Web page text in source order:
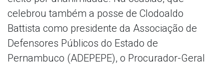
celebrou também a posse de Clodoaldo
Battista como presidente da Associação de
Defensores Públicos do Estado de
Pernambuco (ADEPEPE), o Procurador-Geral